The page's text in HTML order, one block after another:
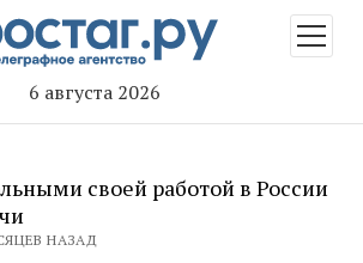
6 августа 2026
меню
своей работой в России
НАЗАД